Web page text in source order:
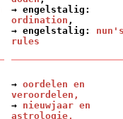
→ engelstalig:
ordination ,
→ engelstalig:
rules
→ oordelen en
veroordelen,
→ nieuwjaar en
astrologie,